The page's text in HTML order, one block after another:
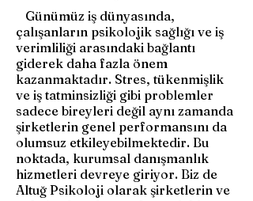
Günümüz iş dünyasında,
çalışanların psikolojik sağlığı ve iş
verimliliği arasındaki bağlantı
giderek daha fazla önem
kazanmaktadır. Stres, tükenmişlik
ve iş tatminsizliği gibi problemler
sadece bireyleri değil aynı zamanda
şirketlerin genel performansını da
olumsuz etkileyebilmektedir. Bu
noktada, kurumsal danışmanlık
hizmetleri devreye giriyor. Biz de
Altuğ Psikoloji olarak şirketlerin ve